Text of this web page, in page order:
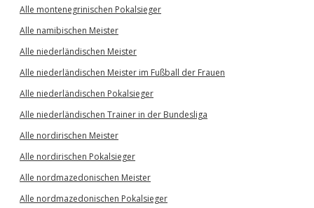
Alle montenegrinischen Pokalsieger
Alle namibischen Meister
Alle niederländischen Meister
Alle niederländischen Meister im Fußball der Frauen
Alle niederländischen Pokalsieger
Alle niederländischen Trainer in der Bundesliga
Alle nordirischen Meister
Alle nordirischen Pokalsieger
Alle nordmazedonischen Meister
Alle nordmazedonischen Pokalsieger